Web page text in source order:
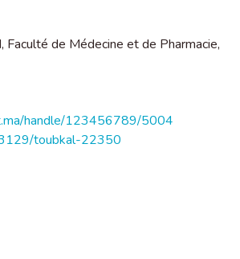
Faculté de Médecine et de Pharmacie,
handle/123456789/5004
toubkal-22350